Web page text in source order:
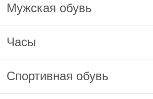
Мужская обувь
Часы
Спортивная обувь